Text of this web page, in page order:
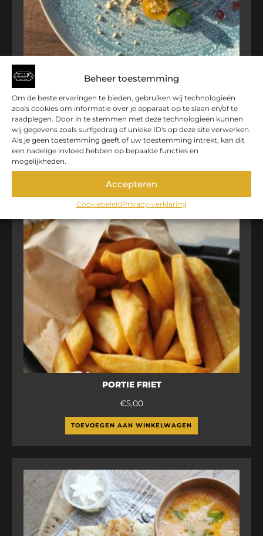
Beheer toestemming
Om de beste ervaringen te bieden, gebruiken wij technologieën
zoals cookies om informatie over je apparaat op te slaan en/of te
raadplegen. Door in te stemmen met deze technologieën kunnen
wij gegevens zoals surfgedrag of unieke ID's op deze site verwerken.
Als je geen toestemming geeft of uw toestemming intrekt, kan dit
een nadelige invloed hebben op bepaalde functies en
mogelijkheden.
Accepteren
CookiebeleidPrivacy-verklaring
TARTAAR VAN TOMAAT & MELOEN
TOEVOEGEN AAN WINKELWAGEN
PORTIE FRIET
€5,00
TOEVOEGEN AAN WINKELWAGEN